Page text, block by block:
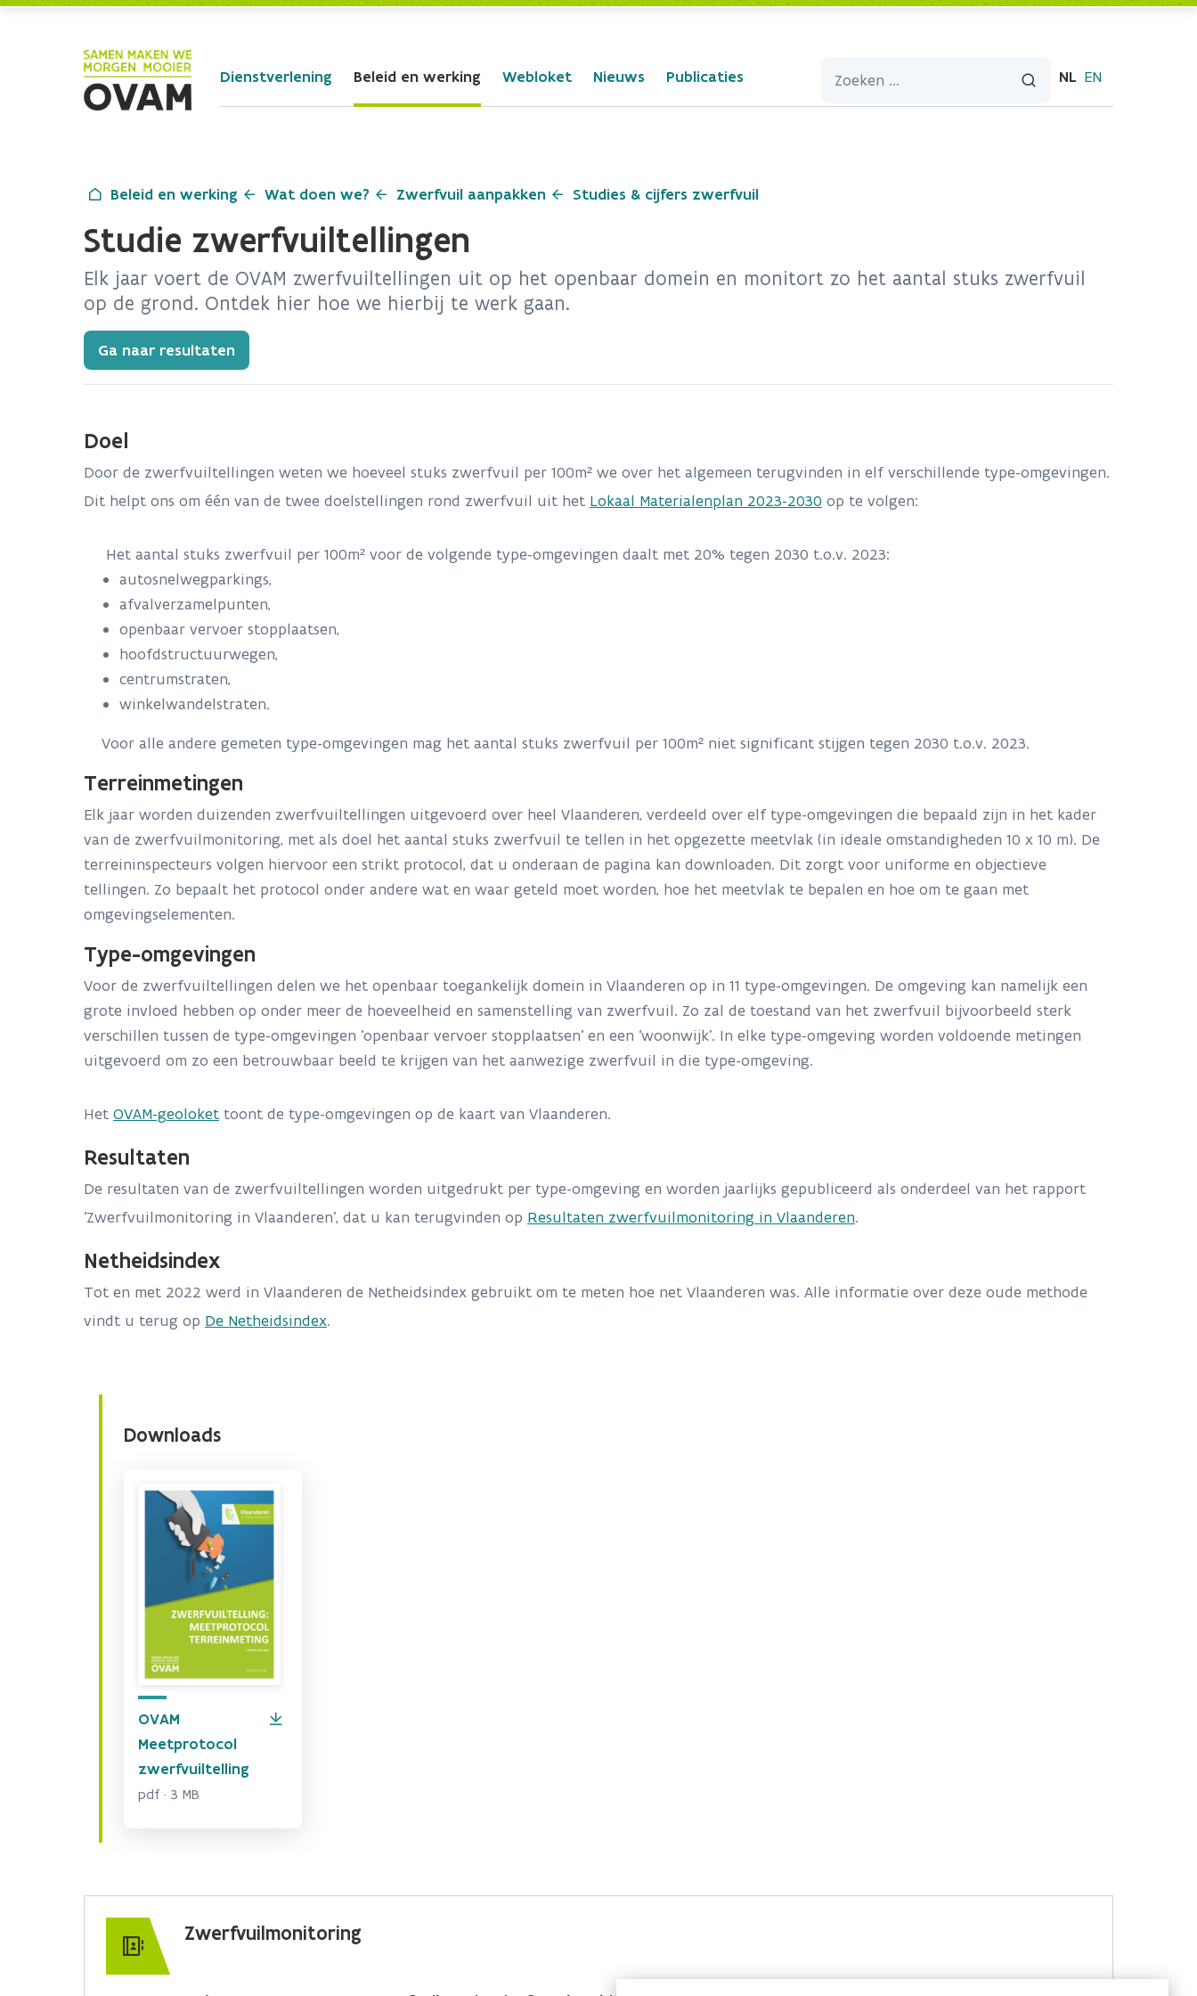
Dienstverlening Beleid en werking Webloket Nieuws Publicaties NL EN
Beleid en werking Wat doen we? Zwerfvuil aanpakken Studies & cijfers zwerfvuil
Studie zwerfvuiltellingen
Elk jaar voert de OVAM zwerfvuiltellingen uit op het openbaar domein en monitort zo het aantal stuks zwerfvuil
op de grond. Ontdek hier hoe we hierbij te werk gaan.
Ga naar resultaten
Doel
Door de zwerfvuiltellingen weten we hoeveel stuks zwerfvuil per 100m² we over het algemeen terugvinden in elf verschillende type-omgevingen.
Dit helpt ons om één van de twee doelstellingen rond zwerfvuil uit het Lokaal Materialenplan 2023-2030 op te volgen:
Het aantal stuks zwerfvuil per 100m² voor de volgende type-omgevingen daalt met 20% tegen 2030 t.o.v. 2023:
autosnelwegparkings,
afvalverzamelpunten,
openbaar vervoer stopplaatsen,
hoofdstructuurwegen,
centrumstraten,
winkelwandelstraten.
Voor alle andere gemeten type-omgevingen mag het aantal stuks zwerfvuil per 100m² niet significant stijgen tegen 2030 t.o.v. 2023.
Terreinmetingen
Elk jaar worden duizenden zwerfvuiltellingen uitgevoerd over heel Vlaanderen, verdeeld over elf type-omgevingen die bepaald zijn in het kader
van de zwerfvuilmonitoring, met als doel het aantal stuks zwerfvuil te tellen in het opgezette meetvlak (in ideale omstandigheden 10 x 10 m). De
terreininspecteurs volgen hiervoor een strikt protocol, dat u onderaan de pagina kan downloaden. Dit zorgt voor uniforme en objectieve
tellingen. Zo bepaalt het protocol onder andere wat en waar geteld moet worden, hoe het meetvlak te bepalen en hoe om te gaan met
omgevingselementen.
Type-omgevingen
Voor de zwerfvuiltellingen delen we het openbaar toegankelijk domein in Vlaanderen op in 11 type-omgevingen. De omgeving kan namelijk een
grote invloed hebben op onder meer de hoeveelheid en samenstelling van zwerfvuil. Zo zal de toestand van het zwerfvuil bijvoorbeeld sterk
verschillen tussen de type-omgevingen ‘openbaar vervoer stopplaatsen’ en een ‘woonwijk’. In elke type-omgeving worden voldoende metingen
uitgevoerd om zo een betrouwbaar beeld te krijgen van het aanwezige zwerfvuil in die type-omgeving.
Het OVAM-geoloket toont de type-omgevingen op de kaart van Vlaanderen.
Resultaten
De resultaten van de zwerfvuiltellingen worden uitgedrukt per type-omgeving en worden jaarlijks gepubliceerd als onderdeel van het rapport
‘Zwerfvuilmonitoring in Vlaanderen’, dat u kan terugvinden op Resultaten zwerfvuilmonitoring in Vlaanderen.
Netheidsindex
Tot en met 2022 werd in Vlaanderen de Netheidsindex gebruikt om te meten hoe net Vlaanderen was. Alle informatie over deze oude methode
vindt u terug op De Netheidsindex.
Downloads
OVAM
Meetprotocol
zwerfvuiltelling
pdf · 3 MB
Zwerfvuilmonitoring